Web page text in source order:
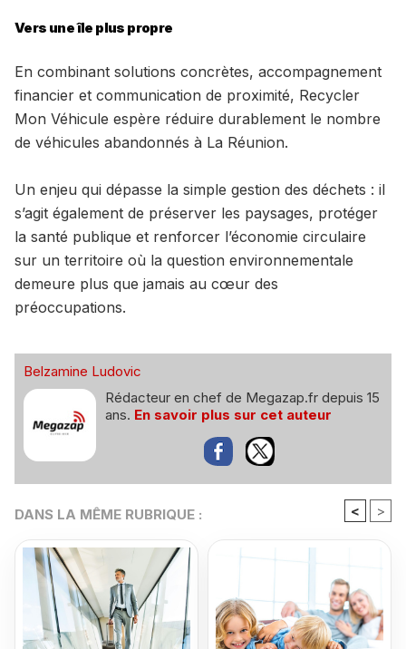
Vers une île plus propre
En combinant solutions concrètes, accompagnement
financier et communication de proximité, Recycler
Mon Véhicule espère réduire durablement le nombre
de véhicules abandonnés à La Réunion.
Un enjeu qui dépasse la simple gestion des déchets : il
s’agit également de préserver les paysages, protéger
la santé publique et renforcer l’économie circulaire
sur un territoire où la question environnementale
demeure plus que jamais au cœur des
préoccupations.
Belzamine Ludovic
Rédacteur en chef de Megazap.fr depuis 15
ans. En savoir plus sur cet auteur
DANS LA MÊME RUBRIQUE : < >